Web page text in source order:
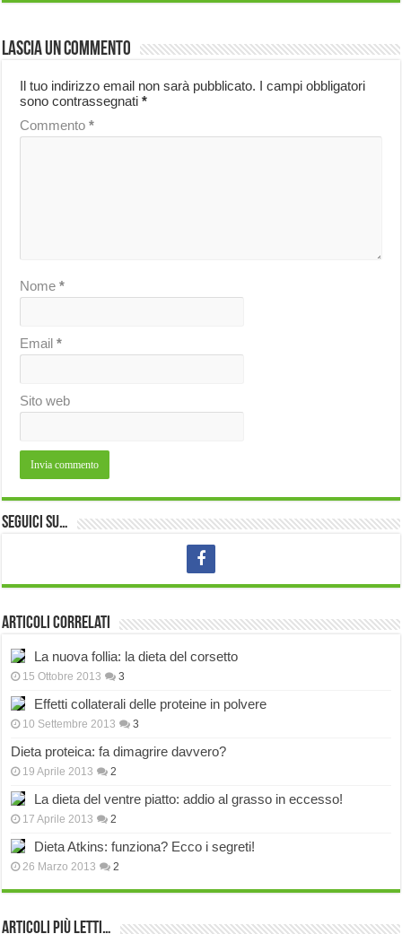
Lascia un commento
Il tuo indirizzo email non sarà pubblicato. I campi obbligatori
sono contrassegnati*
Commento*
Nome*
Email*
Sito web
Seguici su…
Articoli correlati
La nuova follia: la dieta del corsetto
15 Ottobre 2013 3
Effetti collaterali delle proteine in polvere
10 Settembre 2013 3
Dieta proteica: fa dimagrire davvero?
19 Aprile 2013 2
La dieta del ventre piatto: addio al grasso in eccesso!
17 Aprile 2013 2
Dieta Atkins: funziona? Ecco i segreti!
26 Marzo 2013 2
Articoli più Letti…